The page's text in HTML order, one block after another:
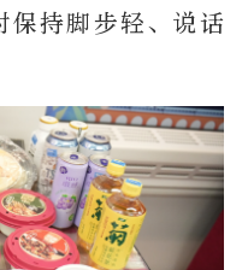
保持脚步轻、说话